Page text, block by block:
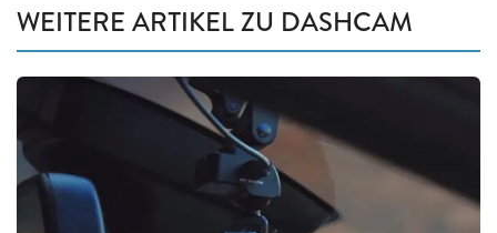
WEITERE ARTIKEL ZU DASHCAM